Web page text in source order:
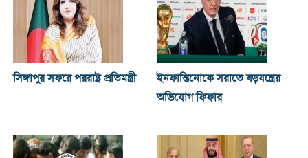
সিঙ্গাপুর সফরে পররাষ্ট্র প্রতিমন্ত্রী
ইনফান্তিনোকে সরাতে ষড়যন্ত্রের
অভিযোগ ফিফার